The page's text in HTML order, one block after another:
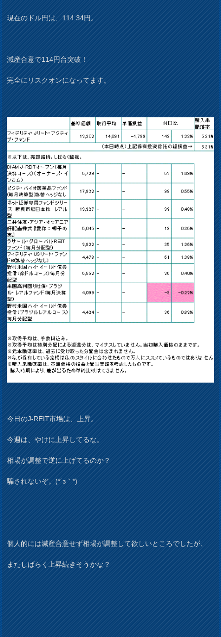
現在のドル円は、114.34円。
減産合意で114円台突破！
完全にリスクオンになってます。
今日のJ-REIT市場は、上昇。
今週は、やけに上昇してるな。
相場が調整で逆に上げてるのか？
騙されないぞ。(*´з｀*)
個人的には減産合意せず相場が調整して欲しいところでしたが、
またしばらく上昇続きそうかな？